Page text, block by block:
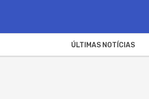
ÚLTIMAS NOTÍCIAS